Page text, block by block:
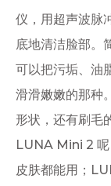
仪，用超声波脉
底地清洁脸部。
可以把污垢、油
滑滑嫩嫩的那种
形状，还有刷毛
LUNA Mini 2 呢
皮肤都能用；